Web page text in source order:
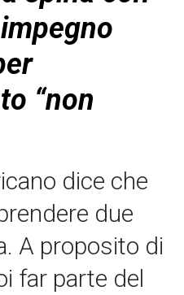
“non
dice che
due
A proposito di
far parte del